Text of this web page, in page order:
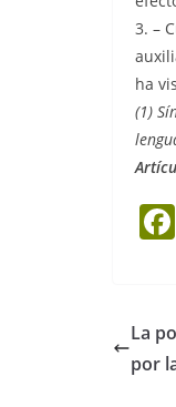
3. –
ha
(1)
La
por